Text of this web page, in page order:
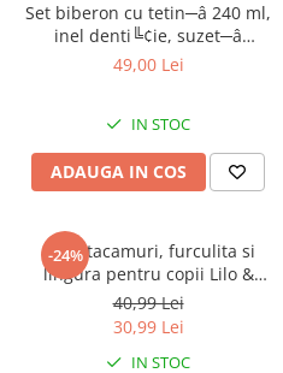
Set biberon cu tetin─â 240 ml,
inel denti╚¢ie, suzet─â
ortodontic─â ╚Öi suport
49,00 Lei
IN STOC
ADAUGA IN COS
-24%
Set 2 tacamuri, furculita si
lingura pentru copii Lilo &
Stitch 15.5 cm
40,99 Lei
30,99 Lei
IN STOC